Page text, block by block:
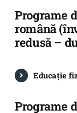
Programe
română
redusă –
Educație
Programe